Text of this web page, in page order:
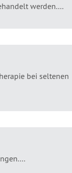
werden....
bei seltenen